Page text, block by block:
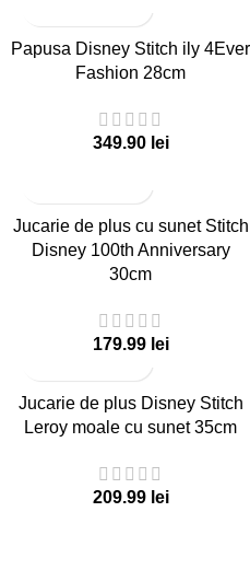
Papusa Disney Stitch ily 4Ever
Fashion 28cm
lei
Jucarie de plus cu sunet Stitch
Disney 100th Anniversary
30cm
lei
Jucarie de plus Disney Stitch
Leroy moale cu sunet 35cm
lei